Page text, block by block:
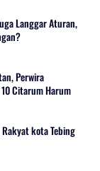
Langgar Aturan,
Perwira
Citarum Harum
kota Tebing